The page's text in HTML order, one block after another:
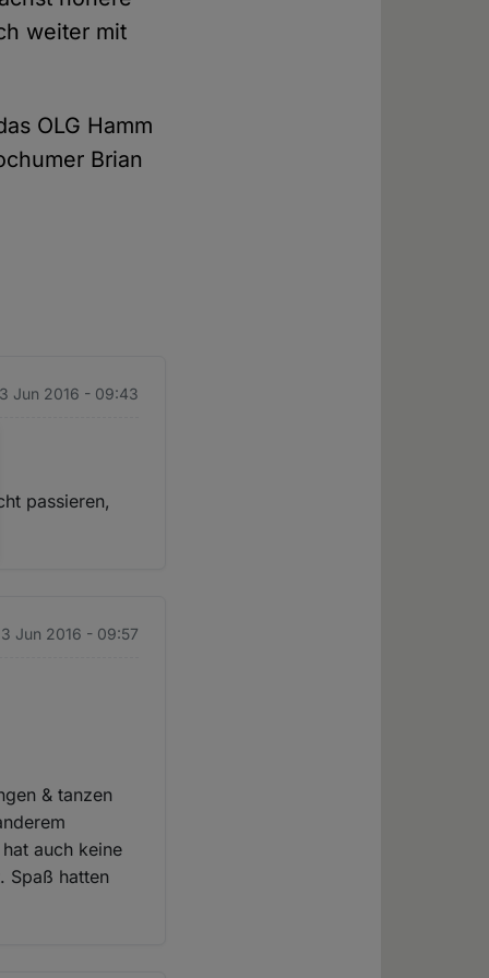
weiter mit
OLG Hamm
Brian
Jun 2016 - 09:43
passieren,
3 Jun 2016 - 09:57
& tanzen
auch keine
Spaß hatten